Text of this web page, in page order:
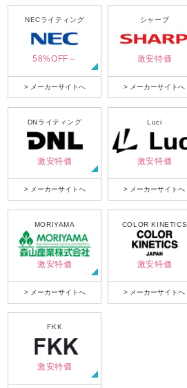
NECライティング
58%OFF～
> メーカーサイトへ
シャープ
激安特価
> メーカーサイトへ
DNライティング
激安特価
> メーカーサイトへ
Luci
激安特価
> メーカーサイトへ
MORIYAMA
激安特価
> メーカーサイトへ
COLOR KINETICS
激安特価
> メーカーサイトへ
FKK
激安特価